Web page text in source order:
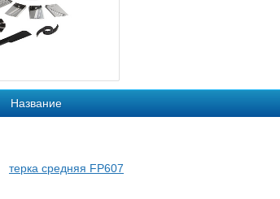
Название
терка средняя FP607